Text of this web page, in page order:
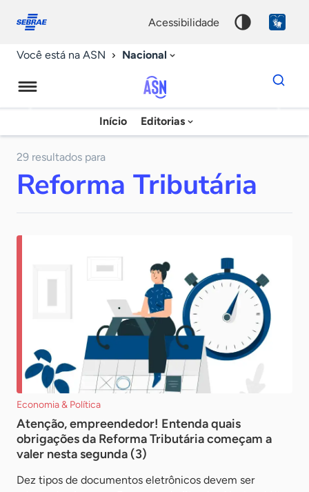
conosco
acessibilidade
Você está na ASN Nacional
Agência
Sebrae
Notícias
Início Editorias
Dados
para
chave
29 resultados para
Reforma Tributária
Economia & Política
Atenção, empreendedor! Entenda quais
obrigações da Reforma Tributária começam a
valer nesta segunda (3)
Dez tipos de documentos eletrônicos devem ser